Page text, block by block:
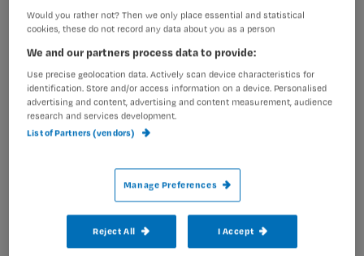
De casus
Mevrouw De Vries (48) wordt opgenomen op de afdeling
nefrologie in verband met een infectie. Als dialysepatiënt
is ze een bekend gezicht. Elke opname van haar roept bij
een aantal verpleegkundigen spanning en stress op.
‘Alles moet precies op haar manier’, vertelt Jetske,
verpleegkundige op de afdeling Interne Geneeskunde in
orders uit. Als daar niet aan wordt voldaan, raakt ze
gefrustreerd en wordt ze tegendraads. Mijn collega’s en
ik hebben moeite om langere tijd voor haar te zorgen.’
Would you rather not? Then we only place essential and statistical
cookies, these do not record any data about you as a person
We and our partners process data to provide:
Use precise geolocation data. Actively scan device characteristics for
identification. Store and/or access information on a device. Personalised
advertising and content, advertising and content measurement, audience
research and services development.
List of Partners (vendors)
Manage Preferences
Reject All I Accept